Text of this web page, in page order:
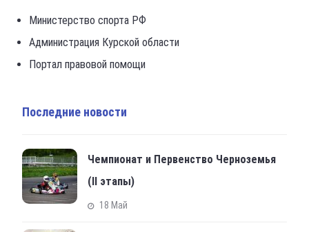
Министерство спорта РФ
Администрация Курской области
Портал правовой помощи
Последние новости
Чемпионат и Первенство Черноземья
(II этапы)
18 Май